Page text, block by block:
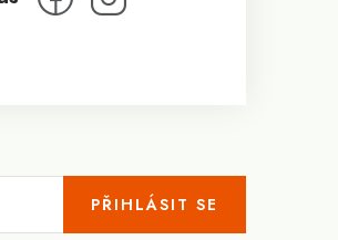
PŘIHLÁSIT SE